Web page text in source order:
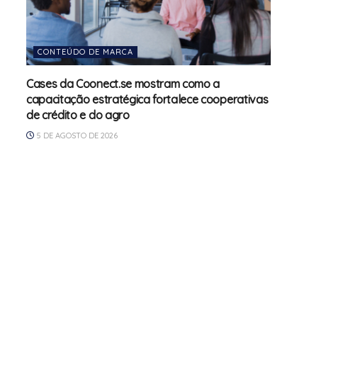
CONTEÚDO DE MARCA
Cases da Coonect.se mostram como a
capacitação estratégica fortalece cooperativas
de crédito e do agro
5 DE AGOSTO DE 2026